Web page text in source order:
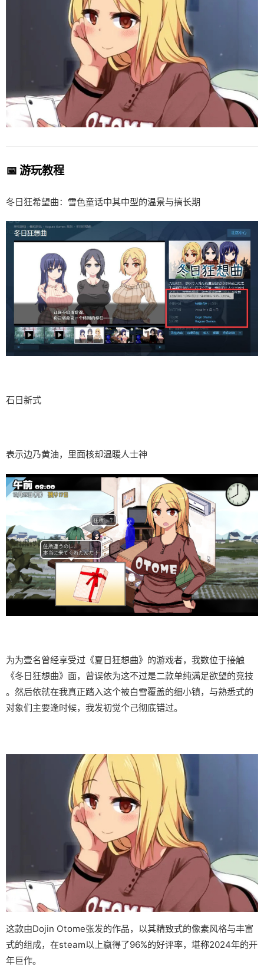
📅 游玩教程
冬日狂希望曲：雪色童话中其中型的温景与搞长期
石日新式
表示边乃黄油，里面核却温暖人士神
为为壹名曾经享受过《夏日狂想曲》的游戏者，我数位于接触
《冬日狂想曲》面，曾误依为这不过是二款​​单纯满足欲望的竞技​​
。然后依就在我真正踏入这个被白雪覆盖的细小镇，与熟悉式的
对象们主要逢时候，我发初觉个己彻底错过。
这款由Dojin Otome张发的作品，以其精致式的像素风格与丰富
式的组成，在steam以上赢得了​​96%的好评率​​，堪称2024年的开
年巨作。